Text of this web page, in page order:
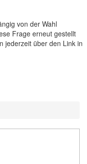
von der Wahl
Frage erneut gestellt
jederzeit über den Link in